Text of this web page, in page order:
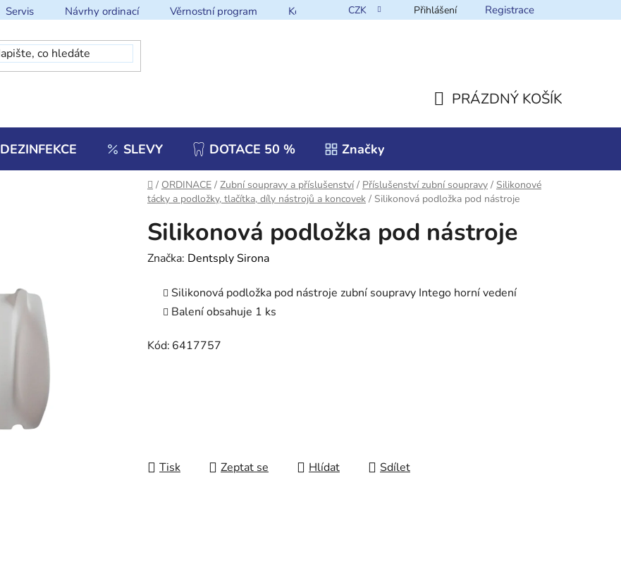
Servis Návrhy ordinací Věrnostní program Kontakt CZK Přihlášení Registrace
PRÁZDNÝ KOŠÍK
DEZINFEKCE SLEVY DOTACE 50 % Značky
Domů
/ ORDINACE / Zubní soupravy a příslušenství / Příslušenství zubní soupravy / Silikonové
tácky a podložky, tlačítka, díly nástrojů a koncovek / Silikonová podložka pod nástroje
Silikonová podložka pod nástroje
Značka: Dentsply Sirona
Silikonová podložka pod nástroje zubní soupravy Intego horní vedení
Balení obsahuje 1 ks
Kód: 6417757
Tisk Zeptat se Hlídat Sdílet